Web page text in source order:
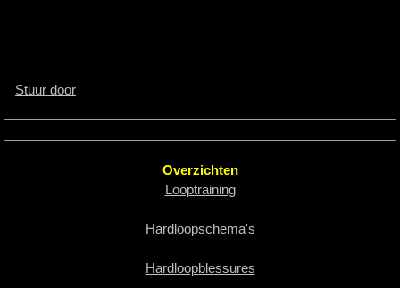
Stuur door
Overzichten
Looptraining
Hardloopschema's
Hardloopblessures